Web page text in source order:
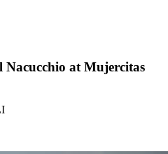
Nacucchio at Mujercitas